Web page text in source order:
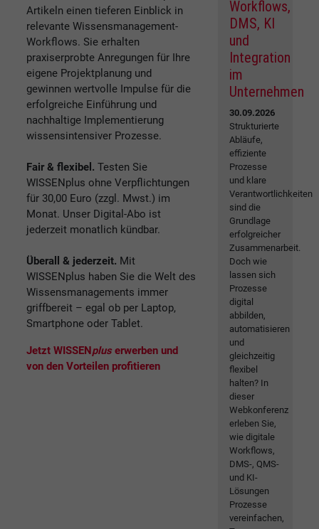
Artikeln einen tieferen Einblick in
relevante Wissensmanagement-
Workflows. Sie erhalten
praxiserprobte Anregungen für Ihre
eigene Projektplanung und
gewinnen wertvolle Impulse für die
erfolgreiche Einführung und
nachhaltige Implementierung
wissensintensiver Prozesse.
Fair & flexibel. Testen Sie
WISSENplus ohne Verpflichtungen
für 30,00 Euro (zzgl. Mwst.) im
Monat. Unser Digital-Abo ist
jederzeit monatlich kündbar.
Überall & jederzeit. Mit
WISSENplus haben Sie die Welt des
Wissensmanagements immer
griffbereit – egal ob per Laptop,
Smartphone oder Tablet.
Jetzt WISSENplus erwerben und
von den Vorteilen profitieren
Workflows,
DMS, KI
und
Integration
im
Unternehmen
30.09.2026
Strukturierte
Abläufe,
effiziente
Prozesse
und klare
Verantwortlichkeiten
sind die
Grundlage
erfolgreicher
Zusammenarbeit.
Doch wie
lassen sich
Prozesse
digital
abbilden,
automatisieren
und
gleichzeitig
flexibel
halten? In
dieser
Webkonferenz
erleben Sie,
wie digitale
Workflows,
DMS-, QMS-
und KI-
Lösungen
Prozesse
vereinfachen,